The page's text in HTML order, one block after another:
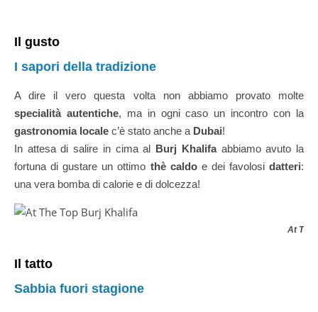
Il gusto
I sapori della tradizione
A dire il vero questa volta non abbiamo provato molte
specialità autentiche, ma in ogni caso un incontro con la
gastronomia locale c’è stato anche a Dubai!
In attesa di salire in cima al Burj Khalifaabbiamo avuto la
fortuna di gustare un ottimo thè caldoe dei favolosidatteri:
una vera bomba di calorie e di dolcezza!
At The
Il tatto
Sabbia fuori stagione